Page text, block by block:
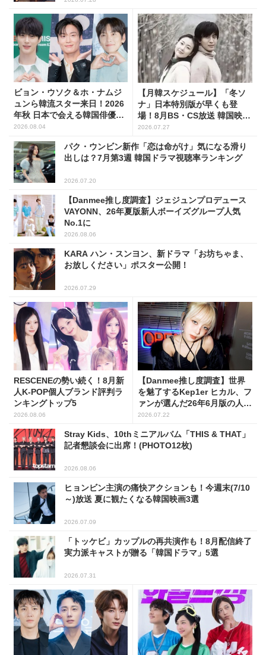
ビョン・ウソク＆ホ・ナムジ
ュンら韓流スター来日！2026
年秋 日本で会える韓国俳優10
人
2026.08.04
【月韓スケジュール】「冬ソ
ナ」日本特別版が早くも登
場！8月BS・CS放送 韓国映画
(全109選)
2026.07.27
パク・ウンビン新作「恋は命がけ」気になる滑り
出しは？7月第3週 韓国ドラマ視聴率ランキング
2026.07.20
【Danmee推し度調査】ジェジュンプロデュース
VAYONN、26年夏版新人ボーイズグループ人気
No.1に
2026.08.06
KARA ハン・スンヨン、新ドラマ「お坊ちゃま、
お放しください」ポスター公開！
2026.07.29
RESCENEの勢い続く！8月新
人K-POP個人ブランド評判ラ
ンキングトップ5
2026.08.06
【Danmee推し度調査】世界
を魅了するKep1er ヒカル、フ
ァンが選んだ26年6月版の人気
No.1に！
2026.07.22
Stray Kids、10thミニアルバム「THIS & THAT」
記者懇談会に出席！(PHOTO12枚)
2026.08.06
ヒョンビン主演の痛快アクションも！今週末(7/10
～)放送 夏に観たくなる韓国映画3選
2026.07.09
「トッケビ」カップルの再共演作も！8月配信終了
実力派キャストが贈る「韓国ドラマ」5選
2026.07.31